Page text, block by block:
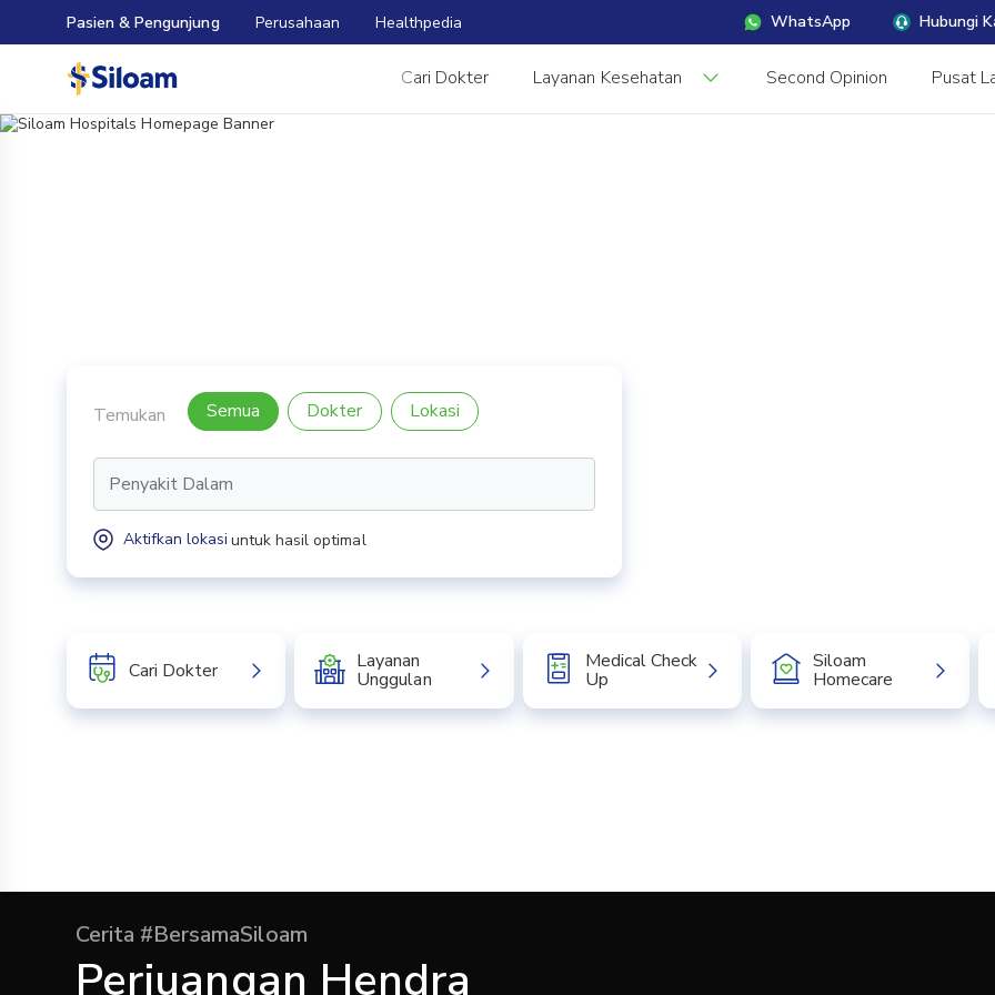
Pasien & Pengunjung Perusahaan Healthpedia WhatsApp Hubungi
Cari Dokter Layanan Kesehatan Second Opinion Pusat
Temukan Semua Dokter Lokasi
Penyakit Dalam
Aktifkan lokasi untuk hasil optimal
Cari Dokter Layanan
Unggulan
Medical Check
Up
Siloam
Homecare
Cerita #BersamaSiloam
Perjuangan Hendra